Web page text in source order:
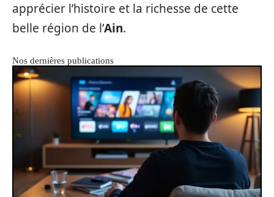
apprécier l’histoire et la richesse de cette
belle région de l’Ain.
Nos dernières publications